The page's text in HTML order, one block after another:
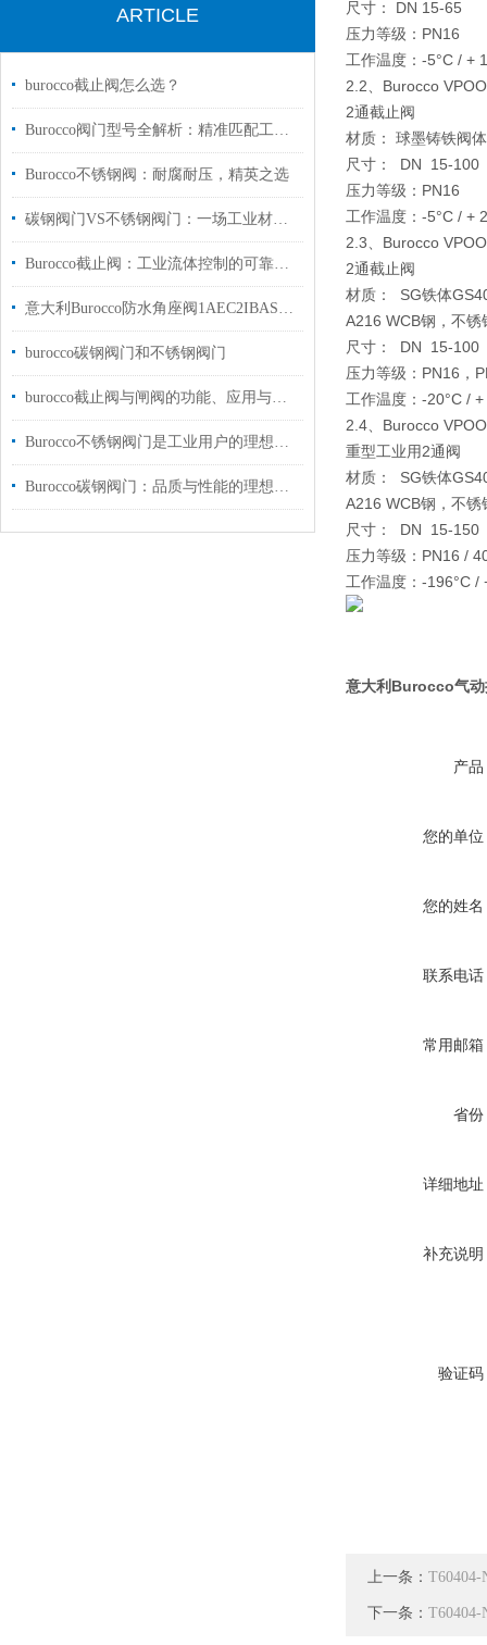
ARTICLE
burocco截止阀怎么选？
Burocco阀门型号全解析：精准匹配工况，意式精工赋能多元工业
Burocco不锈钢阀：耐腐耐压，精英之选
碳钢阀门VS不锈钢阀门：一场工业材料的“较量”
Burocco截止阀：工业流体控制的可靠之选
意大利Burocco防水角座阀1AEC2IBAS1D2国内库存现货中国总代理
burocco碳钢阀门和不锈钢阀门
burocco截止阀与闸阀的功能、应用与选择
Burocco不锈钢阀门是工业用户的理想选择
Burocco碳钢阀门：品质与性能的理想融合
尺寸： DN 15-65
压力等级：PN16
工作温度：-5°C / +
2.2、Burocco
2通截止阀
材质： 球墨铸铁阀
尺寸： DN 15-100
压力等级：PN16
工作温度：-5°C / +
2.3、Burocco
2通截止阀
材质： SG铁体
A216 WCB钢，不
尺寸： DN 15-100
压力等级：PN16，
工作温度：-20°C /
2.4、Burocco
重型工业用2通阀
材质： SG铁体
A216 WCB钢，不
尺寸： DN 15-150
压力等级：PN16 /
工作温度：-196°C /
意大利Burocco气动
产品
您的单位
您的姓名
联系电话
常用邮箱
省份
详细地址
补充说明
验证码
上一条： T60404-
下一条： T60404-